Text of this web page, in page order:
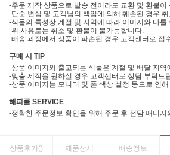
-주문 제작 상품으로 발송 전이라도 교환 및 환불이
-단순 변심 및 고객님의 책임에 의해 훼손된 경우
-식물의 특성상 계절 및 지역에 따라 이미지와 다를
-위 사유로는 취소 및 환불이 불가능합니다.
-배송 과정에서 상품이 파손된 경우 고객센터로 접
구매 시 TIP
-상품 이미지와 출고되는 식물은 계절 및 배달 지역
-맞춤 제작을 원하실 경우 고객센터로 상담 부탁드
-상품 이미지는 모니터 및 폰 색상 설정 등으로 인
해피콜 SERVICE
-정확한 주문정보 확인을 위해 주문 후 전담 매니저
상품후기() 제품상세 배송정보